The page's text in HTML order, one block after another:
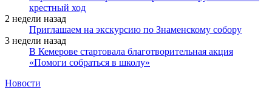
крестный ход
2 недели назад
Приглашаем на экскурсию по Знаменскому собору
3 недели назад
В Кемерове стартовала благотворительная акция
«Помоги собраться в школу»
Новости